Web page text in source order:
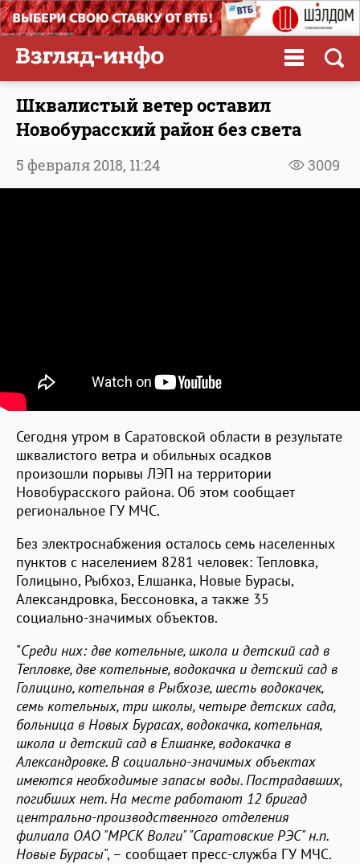
Шквалистый ветер оставил
Новобурасский район без света
3009
5 февраля 2018, 11:24
Сегодня утром в Саратовской области в результате
шквалистого ветра и обильных осадков
произошли порывы ЛЭП на территории
Новобурасского района. Об этом сообщает
региональное ГУ МЧС.
Без электроснабжения осталось семь населенных
пунктов с населением 8281 человек: Тепловка,
Голицыно, Рыбхоз, Елшанка, Новые Бурасы,
Александровка, Бессоновка, а также 35
социально-значимых объектов.
"Среди них: две котельные, школа и детский сад в
Тепловке, две котельные, водокачка и детский сад в
Голицино, котельная в Рыбхозе, шесть водокачек,
семь котельных, три школы, четыре детских сада,
больница в Новых Бурасах, водокачка, котельная,
школа и детский сад в Елшанке, водокачка в
Александровке. В социально-значимых объектах
имеются необходимые запасы воды. Пострадавших,
погибших нет. На месте работают 12 бригад
центрально-производственного отделения
филиала ОАО "МРСК Волги" "Саратовские РЭС" н.п.
Новые Бурасы", – сообщает пресс-служба ГУ МЧС.